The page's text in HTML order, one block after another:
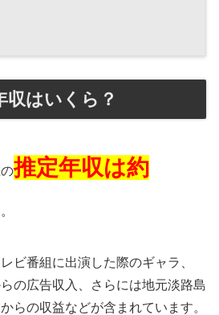
収はいくら？
推定年収は約
ビ番組に出演した際のギャラ、
の広告収入、さらには地元淡路島
らの収益などが含まれています。